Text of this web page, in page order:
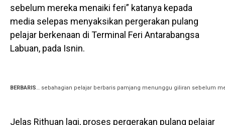
sebelum mereka menaiki feri” katanya kepada
media selepas menyaksikan pergerakan pulang
pelajar berkenaan di Terminal Feri Antarabangsa
Labuan, pada Isnin.
BERBARIS… sebahagian pelajar berbaris pamjang menunggu giliran sebelum
Jelas Rithuan lagi, proses pergerakan pulang pelajar